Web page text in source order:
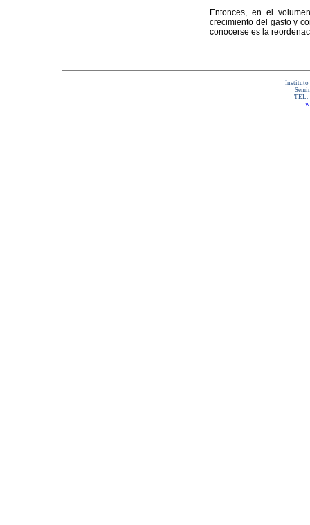
Entonces, en el
crecimiento del gasto y
conocerse es la
Instituto
TEL: